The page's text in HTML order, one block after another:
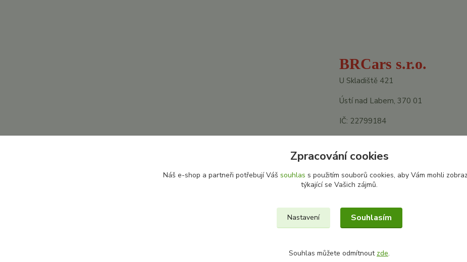
BRCars s.r.o.
U Skladiště 421
Ústí nad Labem, 370 01
IČ: 22799184
Zpracování cookies
Náš e-shop a partneři potřebují Váš souhlas s použitím souborů cookies, aby Vám mohli
týkající se Vašich zájmů.
Nastavení Souhlasím
Souhlas můžete odmítnout zde.